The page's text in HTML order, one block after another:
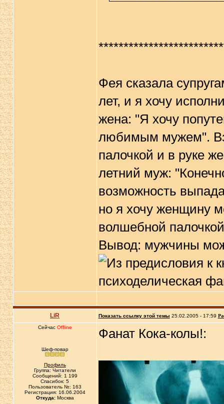
Фея сказала
лет, и я хочу
жена: "Я хочу
любимым мужем".
палочкой и в руке
летний муж:
возможность
но я хочу женщину
волшебной
Вывод: мужчины
LiR Показать ссылку этой темы 25.02.2005 - 17:59
Сейчас Offline
Шеф-повар
Профиль
Группа: Читатели
Сообщений: 1 199
Спасибок: 5
Пользователь №: 163
Регистрация: 16.06.2004
Откуда:Москва
Фанат Кока-колы!: